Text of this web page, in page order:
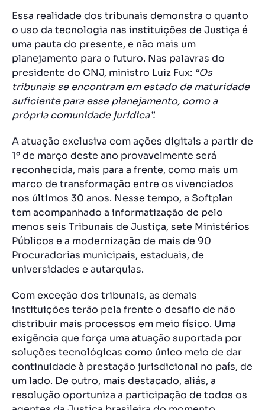
Essa realidade dos tribunais demonstra o quanto
o uso da tecnologia nas instituições de Justiça é
uma pauta do presente, e não mais um
planejamento para o futuro. Nas palavras do
presidente do CNJ, ministro Luiz Fux: “Os
tribunais se encontram em estado de maturidade
suficiente para esse planejamento, como a
própria comunidade jurídica”.
A atuação exclusiva com ações digitais a partir de
1º de março deste ano provavelmente será
reconhecida, mais para a frente, como mais um
marco de transformação entre os vivenciados
nos últimos 30 anos. Nesse tempo, a Softplan
tem acompanhado a informatização de pelo
menos seis Tribunais de Justiça, sete Ministérios
Públicos e a modernização de mais de 90
Procuradorias municipais, estaduais, de
universidades e autarquias.
Com exceção dos tribunais, as demais
instituições terão pela frente o desafio de não
distribuir mais processos em meio físico. Uma
exigência que força uma atuação suportada por
soluções tecnológicas como único meio de dar
continuidade à prestação jurisdicional no país, de
um lado. De outro, mais destacado, aliás, a
resolução oportuniza a participação de todos os